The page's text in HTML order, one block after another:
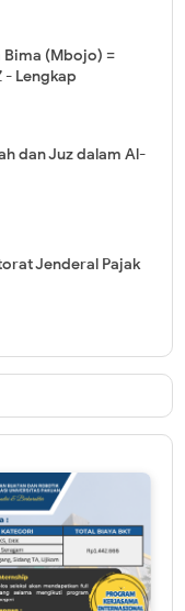
Bima (Mbojo) =
- Lengkap
dan Juz dalam Al-
Jenderal Pajak